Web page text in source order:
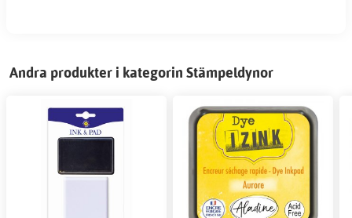
Andra produkter i kategorin Stämpeldynor